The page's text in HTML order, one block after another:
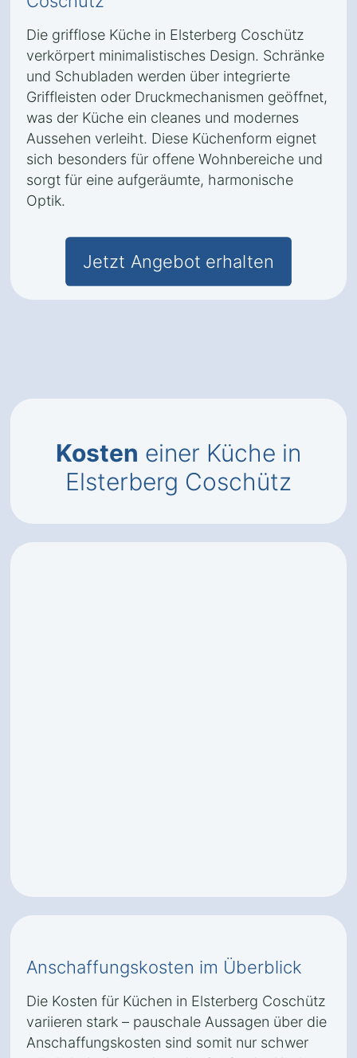
Die grifflose Küche in Elsterberg Coschütz
verkörpert minimalistisches Design. Schränke
und Schubladen werden über integrierte
Griffleisten oder Druckmechanismen geöffnet,
was der Küche ein cleanes und modernes
Aussehen verleiht. Diese Küchenform eignet
sich besonders für offene Wohnbereiche und
sorgt für eine aufgeräumte, harmonische
Optik.
Jetzt Angebot erhalten
Kosten einer Küche in
Elsterberg Coschütz
Anschaffungskosten im Überblick
Die Kosten für Küchen in Elsterberg Coschütz
variieren stark – pauschale Aussagen über die
Anschaffungskosten sind somit nur schwer